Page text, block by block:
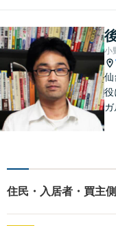
小
仙
役
ガ
住民・入居者・買主